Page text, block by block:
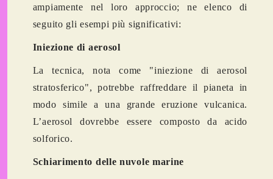
ampiamente nel loro approccio; ne elenco di
seguito gli esempi più significativi:
Iniezione di aerosol
La tecnica, nota come "iniezione di aerosol
stratosferico", potrebbe raffreddare il pianeta in
modo simile a una grande eruzione vulcanica.
L’aerosol dovrebbe essere composto da acido
solforico.
Schiarimento delle nuvole marine